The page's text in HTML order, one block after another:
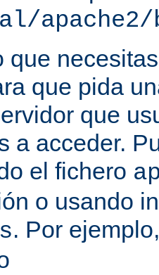
apache2/
que
que pida
que
a acceder.
el fichero
o usando
. Por